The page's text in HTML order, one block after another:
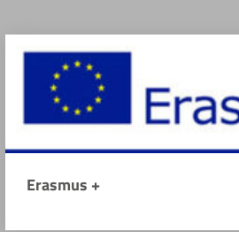
Erasmus +